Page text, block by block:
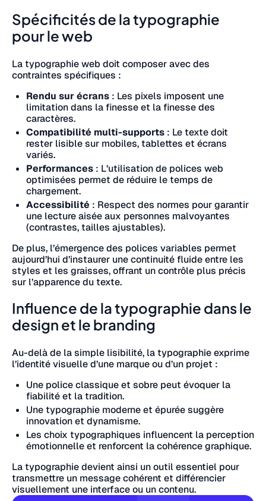
Spécificités de la typographie
pour le web
La typographie web doit composer avec des
contraintes spécifiques :
Rendu sur écrans : Les pixels imposent une
limitation dans la finesse et la finesse des
caractères.
Compatibilité multi-supports : Le texte doit
rester lisible sur mobiles, tablettes et écrans
variés.
Performances : L’utilisation de polices web
optimisées permet de réduire le temps de
chargement.
Accessibilité : Respect des normes pour garantir
une lecture aisée aux personnes malvoyantes
(contrastes, tailles ajustables).
De plus, l’émergence des polices variables permet
aujourd’hui d’instaurer une continuité fluide entre les
styles et les graisses, offrant un contrôle plus précis
sur l’apparence du texte.
Influence de la typographie dans le
design et le branding
Au-delà de la simple lisibilité, la typographie exprime
l’identité visuelle d’une marque ou d’un projet :
Une police classique et sobre peut évoquer la
fiabilité et la tradition.
Une typographie moderne et épurée suggère
innovation et dynamisme.
Les choix typographiques influencent la perception
émotionnelle et renforcent la cohérence graphique.
La typographie devient ainsi un outil essentiel pour
transmettre un message cohérent et différencier
visuellement une interface ou un contenu.